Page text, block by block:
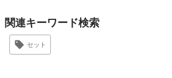
関連キーワード検索
セット